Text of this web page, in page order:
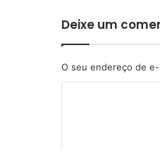
Deixe um
O seu endereço de